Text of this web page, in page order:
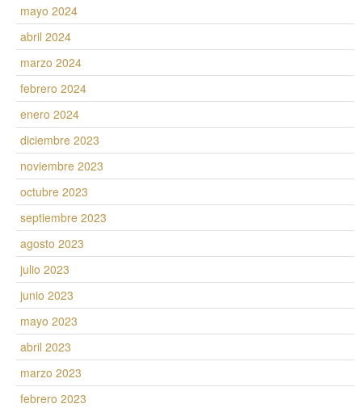
mayo 2024
abril 2024
marzo 2024
febrero 2024
enero 2024
diciembre 2023
noviembre 2023
octubre 2023
septiembre 2023
agosto 2023
julio 2023
junio 2023
mayo 2023
abril 2023
marzo 2023
febrero 2023